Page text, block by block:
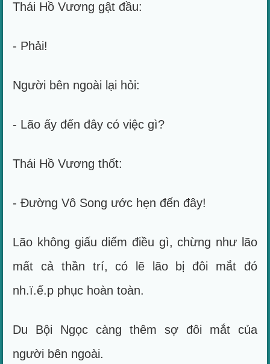
Thái Hồ Vương gật đầu:
- Phải!
Người bên ngoài lại hỏi:
- Lão ấy đến đây có việc gì?
Thái Hồ Vương thốt:
- Đường Vô Song ước hẹn đến đây!
Lão không giấu diếm điều gì, chừng như lão
mất cả thần trí, có lẽ lão bị đôi mắt đó
nh.ï.ế.p phục hoàn toàn.
Du Bội Ngọc càng thêm sợ đôi mắt của
người bên ngoài.